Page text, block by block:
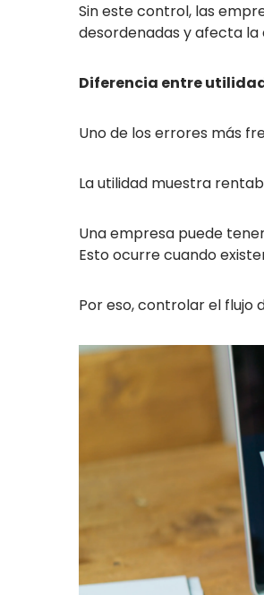
Sin este control, las
desordenadas y afecta la
Diferencia entre
Uno de los errores más
La utilidad muestra
Una empresa puede
Esto ocurre cuando
Por eso, controlar el flujo